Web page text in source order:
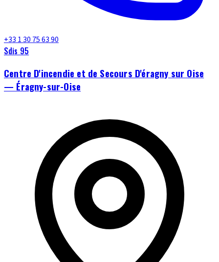
+33 1 30 75 63 90
Sdis 95
Centre D'incendie et de Secours D'éragny sur Oise
— Éragny-sur-Oise